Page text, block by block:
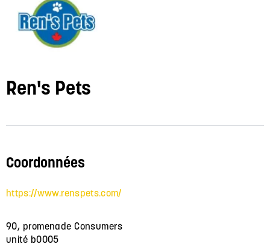
Ren's Pets
Coordonnées
https://www.renspets.com/
90, promenade Consumers
unité b0005